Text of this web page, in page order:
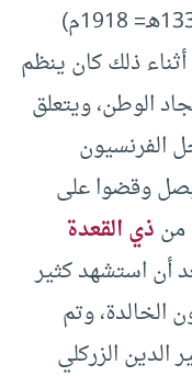
ثم عاد إلى دمشق وأصدر سنة (1337هـ= 1918م)
ذلك كان ينظم
الوطن، ويتعلق
الفرنسيون
وقضوا على
ذي القعدة
من يونيو 1920م) بعد أن استشهد كثير
وتم
الدين الزركلي